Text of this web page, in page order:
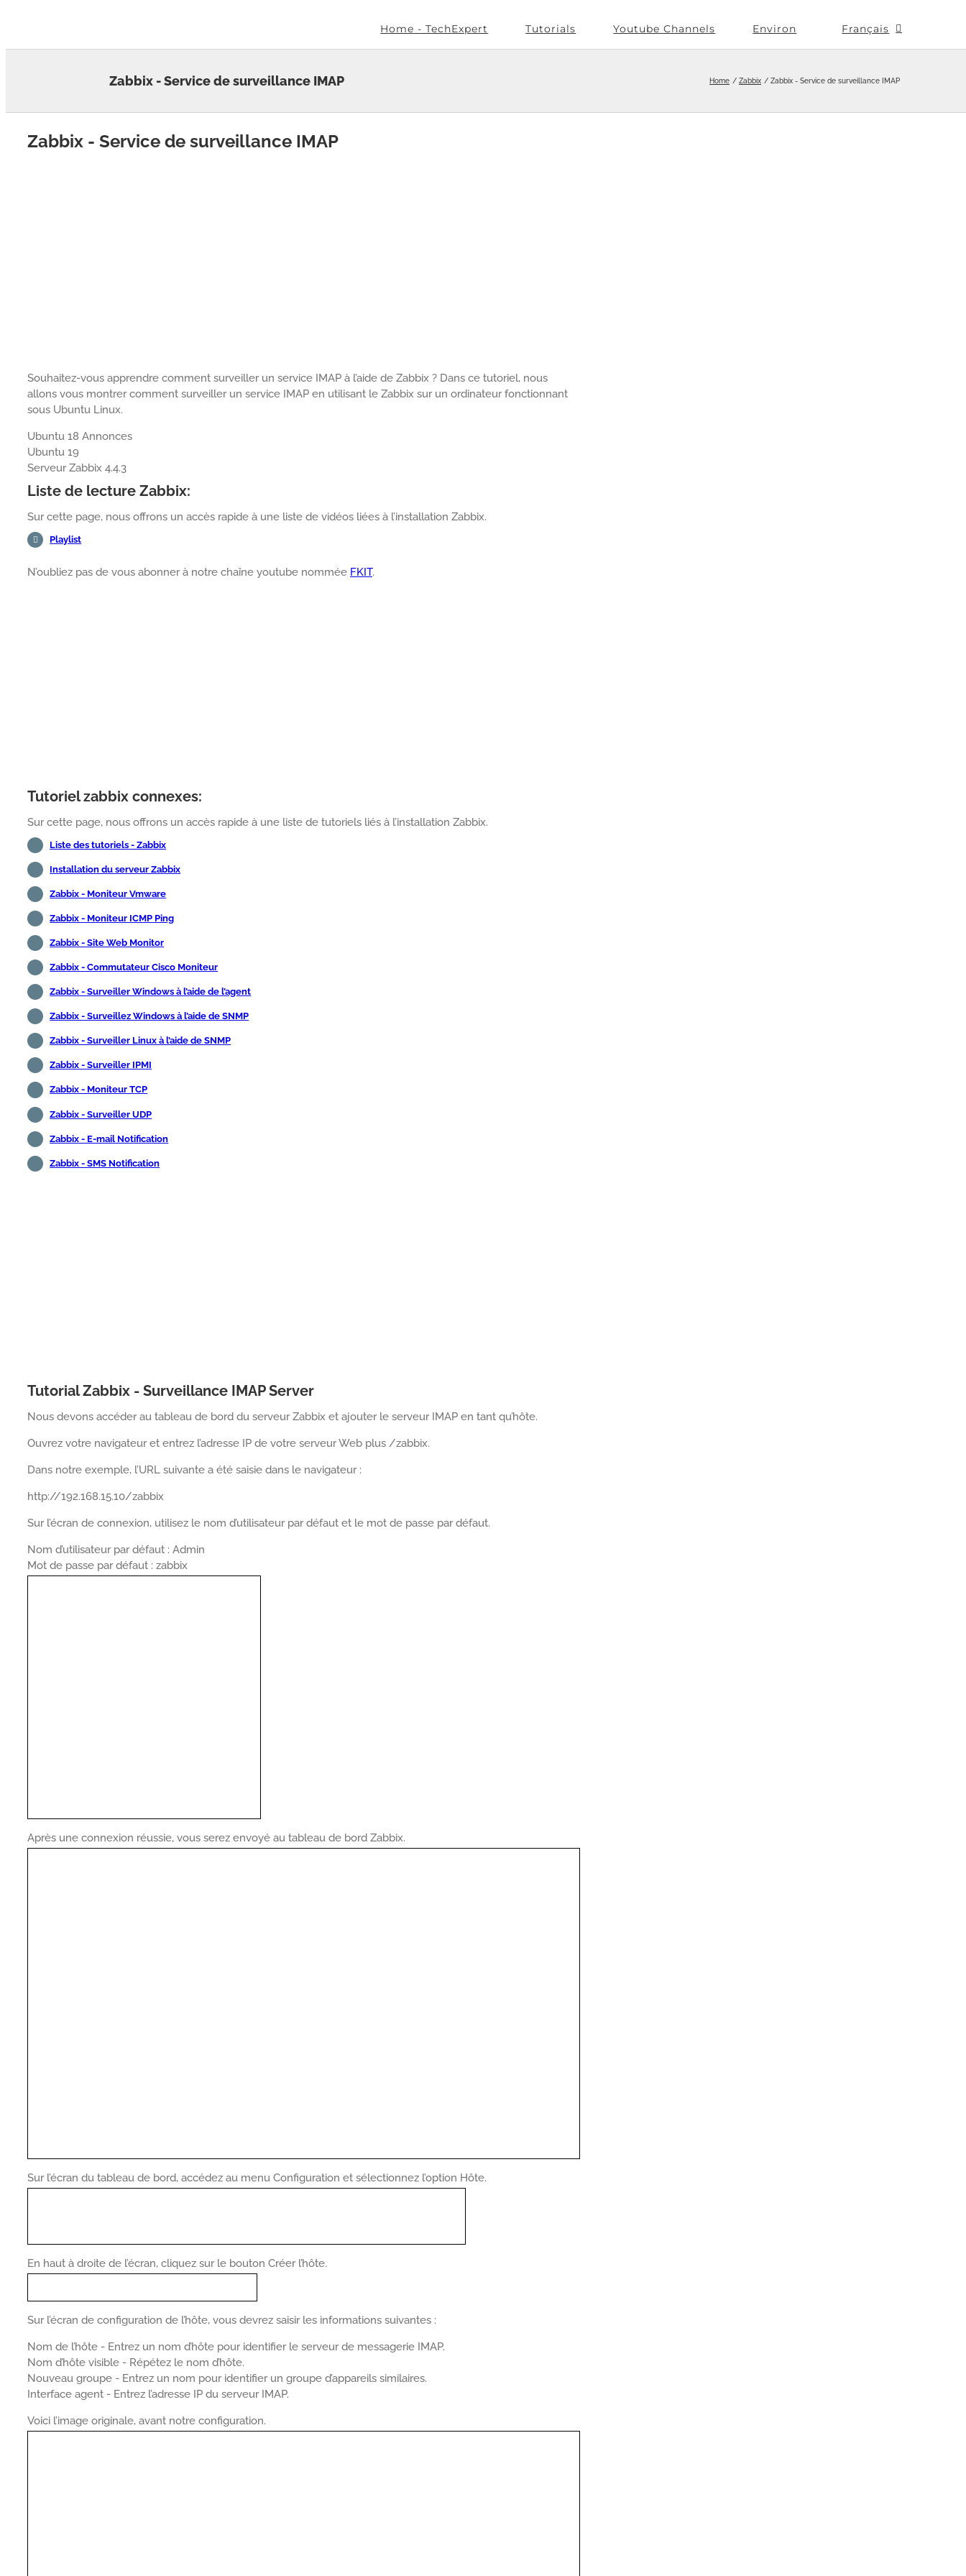
Home - TechExpert Tutorials Youtube Channels Environ Français
Zabbix - Service de surveillance IMAP Home Zabbix Zabbix - Service de surveillance IMAP
Zabbix - Service de surveillance IMAP
Souhaitez-vous apprendre comment surveiller un service IMAP à l’aide de Zabbix ? Dans ce tutoriel, nous
allons vous montrer comment surveiller un service IMAP en utilisant le Zabbix sur un ordinateur fonctionnant
sous Ubuntu Linux.
Ubuntu 18 Annonces
Ubuntu 19
Serveur Zabbix 4.4.3
Liste de lecture Zabbix:
Sur cette page, nous offrons un accès rapide à une liste de vidéos liées à l’installation Zabbix.
Playlist
N’oubliez pas de vous abonner à notre chaîne youtube nommée FKIT.
Tutoriel zabbix connexes:
Sur cette page, nous offrons un accès rapide à une liste de tutoriels liés à l’installation Zabbix.
Liste des tutoriels - Zabbix
Installation du serveur Zabbix
Zabbix - Moniteur Vmware
Zabbix - Moniteur ICMP Ping
Zabbix - Site Web Monitor
Zabbix - Commutateur Cisco Moniteur
Zabbix - Surveiller Windows à l’aide de l’agent
Zabbix - Surveillez Windows à l’aide de SNMP
Zabbix - Surveiller Linux à l’aide de SNMP
Zabbix - Surveiller IPMI
Zabbix - Moniteur TCP
Zabbix - Surveiller UDP
Zabbix - E-mail Notification
Zabbix - SMS Notification
Tutorial Zabbix - Surveillance IMAP Server
Nous devons accéder au tableau de bord du serveur Zabbix et ajouter le serveur IMAP en tant qu’hôte.
Ouvrez votre navigateur et entrez l’adresse IP de votre serveur Web plus /zabbix.
Dans notre exemple, l’URL suivante a été saisie dans le navigateur :
http://192.168.15.10/zabbix
Sur l’écran de connexion, utilisez le nom d’utilisateur par défaut et le mot de passe par défaut.
Nom d’utilisateur par défaut : Admin
Mot de passe par défaut : zabbix
Après une connexion réussie, vous serez envoyé au tableau de bord Zabbix.
Sur l’écran du tableau de bord, accédez au menu Configuration et sélectionnez l’option Hôte.
En haut à droite de l’écran, cliquez sur le bouton Créer l’hôte.
Sur l’écran de configuration de l’hôte, vous devrez saisir les informations suivantes :
Nom de l’hôte - Entrez un nom d’hôte pour identifier le serveur de messagerie IMAP.
Nom d’hôte visible - Répétez le nom d’hôte.
Nouveau groupe - Entrez un nom pour identifier un groupe d’appareils similaires.
Interface agent - Entrez l’adresse IP du serveur IMAP.
Voici l’image originale, avant notre configuration.